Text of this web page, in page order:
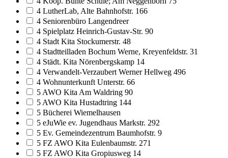
4 LutherLab, Alte Bahnhofstr. 166
4 Seniorenbüro Langendreer
4 Spielplatz Heinrich-Gustav-Str. 90
4 Stadt Kita Stockumerstr. 48
4 Stadtteilladen Bochum Werne, Kreyenfeldstr. 31
4 Städt. Kita Nörenbergskamp 14
4 Verwandelt-Verzaubert Werner Hellweg 496
4 Wohnunterkunft Unterstr. 66
5 AWO Kita Am Waldring 90
5 AWO Kita Hustadtring 144
5 Bücherei Wiemelhausen
5 eJuWie ev. Jugendhaus Markstr. 292
5 Ev. Gemeindezentrum Baumhofstr. 9
5 FZ AWO Kita Eulenbaumstr. 271
5 FZ AWO Kita Gropiusweg 14